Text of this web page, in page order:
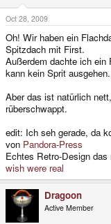
Oct 28, 2009
Oh! Wir haben ein
Spitzdach mit First.
Außerdem dachte ich
kann kein Sprit ausgehen.
Aber das ist natürlich
rüberschwappt.
edit: Ich seh gerade, da
von Pandora-Press
Echtes Retro-Design
wish were real
Dragoon
Active Member